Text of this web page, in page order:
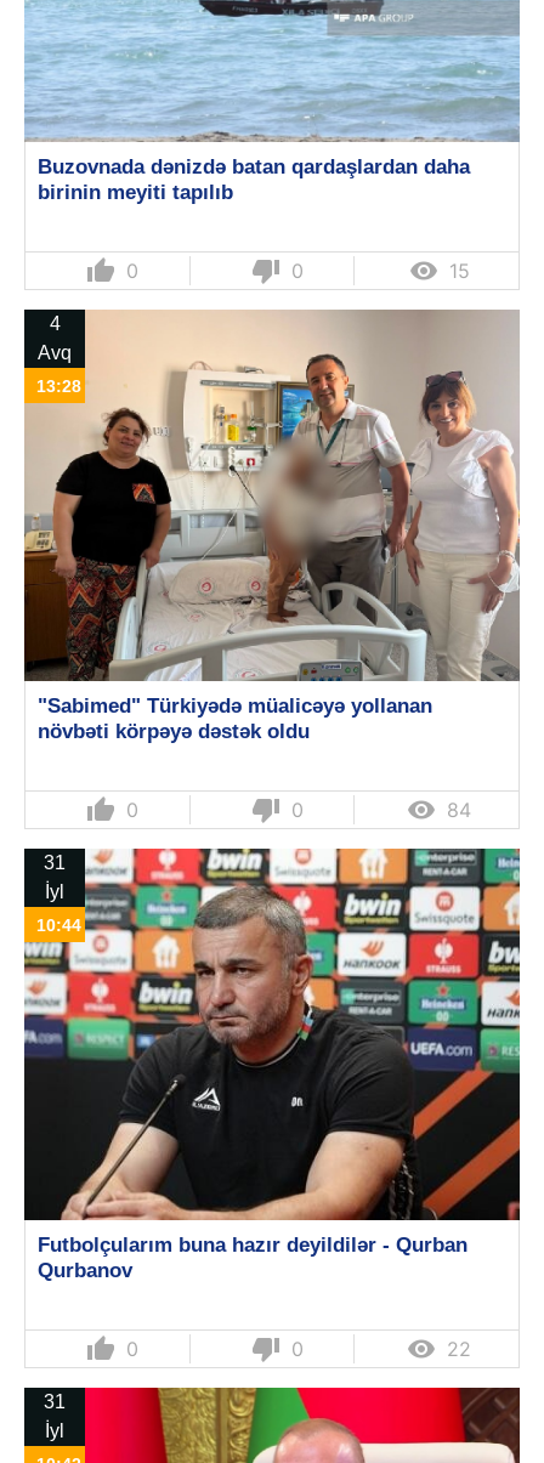
Buzovnada dənizdə batan qardaşlardan daha
birinin meyiti tapılıb
thumb_up 0 thumb_down 0  15
4
Avq
13:28
"Sabimed" Türkiyədə müalicəyə yollanan
növbəti körpəyə dəstək oldu
thumb_up 0 thumb_down 0  84
31
İyl
10:44
Futbolçularım buna hazır deyildilər - Qurban
Qurbanov
thumb_up 0 thumb_down 0  22
31
İyl